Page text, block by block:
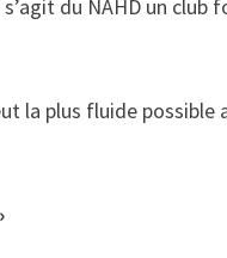
du NAHD un club
la plus fluide possible